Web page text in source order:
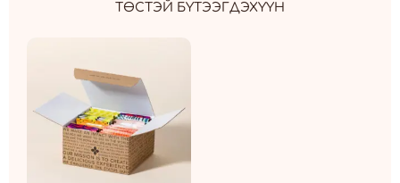
ТӨСТЭЙ БҮТЭЭГДЭХҮҮН